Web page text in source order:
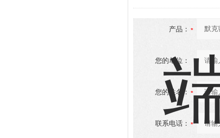
产品：
您的单位：
您的姓名：
联系电话：